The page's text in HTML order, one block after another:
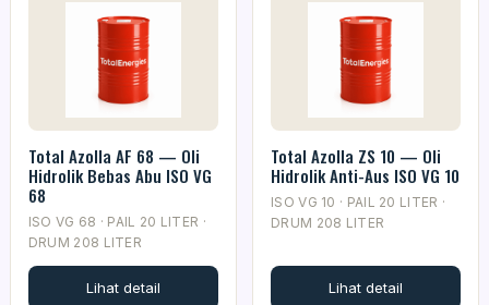
Total Azolla AF 68 — Oli
Hidrolik Bebas Abu ISO VG
68
ISO VG 68 · PAIL 20 LITER ·
DRUM 208 LITER
Lihat detail
Total Azolla ZS 10 — Oli
Hidrolik Anti-Aus ISO VG 10
ISO VG 10 · PAIL 20 LITER ·
DRUM 208 LITER
Lihat detail